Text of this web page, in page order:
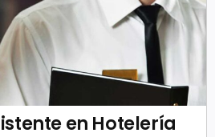
en Hotelería